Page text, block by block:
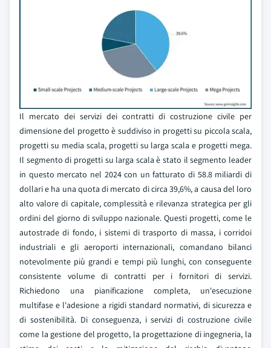
Il mercato dei servizi dei contratti di costruzione civile per
dimensione del progetto è suddiviso in progetti su piccola scala,
progetti su media scala, progetti su larga scala e progetti mega.
Il segmento di progetti su larga scala è stato il segmento leader
in questo mercato nel 2024 con un fatturato di 58.8 miliardi di
dollari e ha una quota di mercato di circa 39,6%, a causa del loro
alto valore di capitale, complessità e rilevanza strategica per gli
ordini del giorno di sviluppo nazionale. Questi progetti, come le
autostrade di fondo, i sistemi di trasporto di massa, i corridoi
industriali e gli aeroporti internazionali, comandano bilanci
notevolmente più grandi e tempi più lunghi, con conseguente
consistente volume di contratti per i fornitori di servizi.
Richiedono una pianificazione completa, un'esecuzione
multifase e l'adesione a rigidi standard normativi, di sicurezza e
di sostenibilità. Di conseguenza, i servizi di costruzione civile
come la gestione del progetto, la progettazione di ingegneria, la